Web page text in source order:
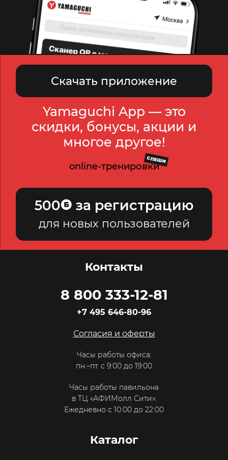
Скачать приложение
Yamaguchi App — это
скидки, бонусы, акции и
многое другое!
online-тренировки
СПЕШИ
500 за регистрацию
для новых пользователей
Контакты
8 800 333-12-81
+7 495 646-80-96
Согласия и оферты
Часы работы офиса:
пн.–пт. с 9:00 до 19:00
Часы работы павильона
в ТЦ «АФИМолл Сити»:
Ежедневно с 10:00 до 22:00
Каталог